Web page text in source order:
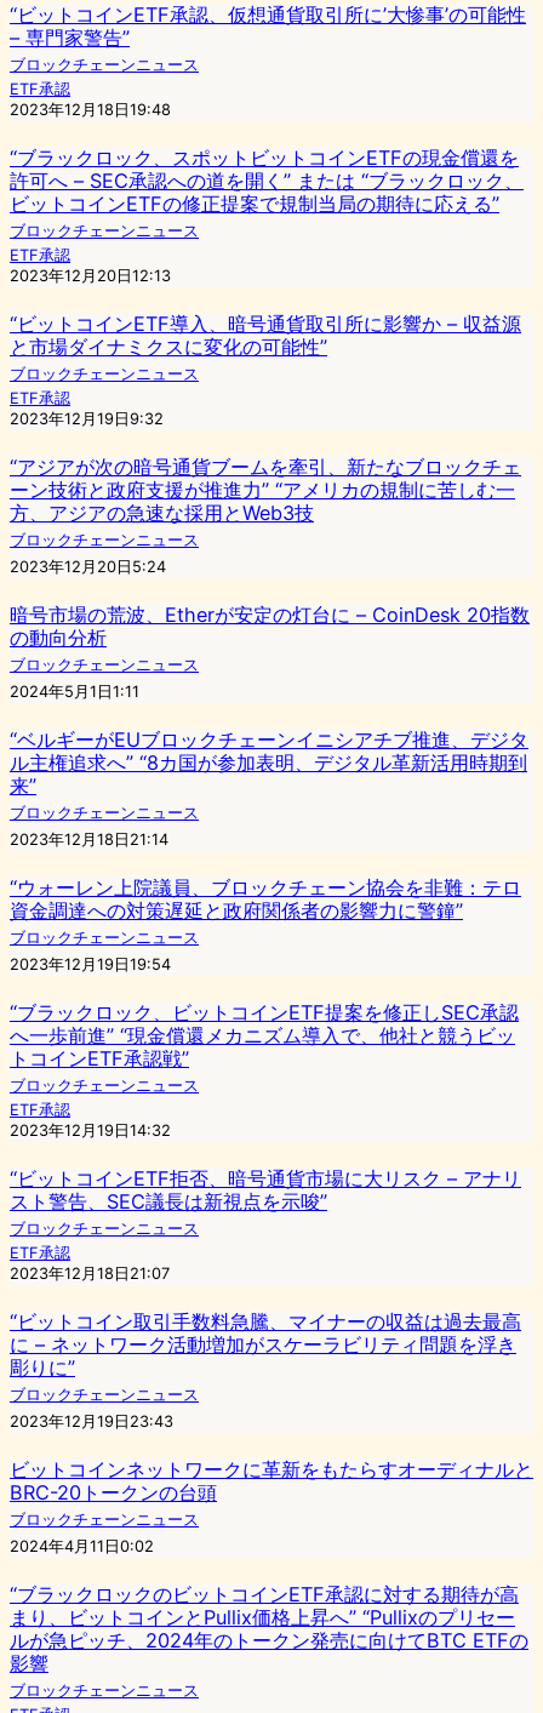
“ビットコインETF承認、仮想通貨取引所に’大惨事’の可能性
– 専門家警告”
ブロックチェーンニュース
ETF承認
2023年12月18日19:48
“ブラックロック、スポットビットコインETFの現金償還を
許可へ – SEC承認への道を開く” または “ブラックロック、
ビットコインETFの修正提案で規制当局の期待に応える”
ブロックチェーンニュース
ETF承認
2023年12月20日12:13
“ビットコインETF導入、暗号通貨取引所に影響か – 収益源
と市場ダイナミクスに変化の可能性”
ブロックチェーンニュース
ETF承認
2023年12月19日9:32
“アジアが次の暗号通貨ブームを牽引、新たなブロックチェ
ーン技術と政府支援が推進力” “アメリカの規制に苦しむ一
方、アジアの急速な採用とWeb3技
ブロックチェーンニュース
2023年12月20日5:24
暗号市場の荒波、Etherが安定の灯台に – CoinDesk 20指数
の動向分析
ブロックチェーンニュース
2024年5月1日1:11
“ベルギーがEUブロックチェーンイニシアチブ推進、デジタ
ル主権追求へ” “8カ国が参加表明、デジタル革新活用時期到
来”
ブロックチェーンニュース
2023年12月18日21:14
“ウォーレン上院議員、ブロックチェーン協会を非難：テロ
資金調達への対策遅延と政府関係者の影響力に警鐘”
ブロックチェーンニュース
2023年12月19日19:54
“ブラックロック、ビットコインETF提案を修正しSEC承認
へ一歩前進” “現金償還メカニズム導入で、他社と競うビッ
トコインETF承認戦”
ブロックチェーンニュース
ETF承認
2023年12月19日14:32
“ビットコインETF拒否、暗号通貨市場に大リスク – アナリ
スト警告、SEC議長は新視点を示唆”
ブロックチェーンニュース
ETF承認
2023年12月18日21:07
“ビットコイン取引手数料急騰、マイナーの収益は過去最高
に – ネットワーク活動増加がスケーラビリティ問題を浮き
彫りに”
ブロックチェーンニュース
2023年12月19日23:43
ビットコインネットワークに革新をもたらすオーディナルと
BRC-20トークンの台頭
ブロックチェーンニュース
2024年4月11日0:02
“ブラックロックのビットコインETF承認に対する期待が高
まり、ビットコインとPullix価格上昇へ” “Pullixのプリセー
ルが急ピッチ、2024年のトークン発売に向けてBTC ETFの
影響
ブロックチェーンニュース